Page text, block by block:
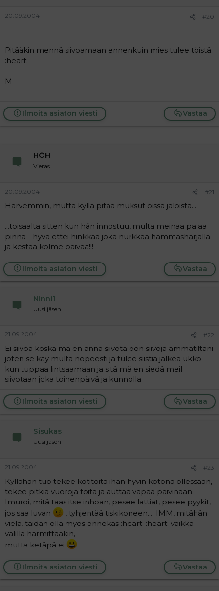
20.09.2004 #20
Pitääkin mennä siivoamaan ennenkuin mies tulee töistä.
:heart:
M
Vastaa
Ilmoita asiaton viesti
HÖH
Vieras
20.09.2004 #21
Harvemmin, mutta kyllä pitää muksut oissa jaloista...
...toisaalta sitten kun hän innostuu, multa meinaa palaa
pinna - hyvä ettei hinkkaa joka nurkkaa hammasharjalla
ja kestää kolme päivää!!!
Vastaa
Ilmoita asiaton viesti
Ninni1
Uusi jäsen
21.09.2004 #22
Ei siivoa koska mä en anna siivota oon siivoja ammatiltani
joten se käy multa nopeesti ja tulee siistiä jälkeä ukko
kun tuppaa lintsaamaan ja sitä mä en siedä meil
siivotaan joka toinenpäivä ja kunnolla
Vastaa
Ilmoita asiaton viesti
Sisukas
Uusi jäsen
21.09.2004 #23
Kyllähän tuo tekee kotitöitä ihan hyvin kotona ollessaan,
tekee pitkiä vuoroja töitä ja auttaa vapaa päivinään.
Imuroi, mitä taas itse inhoan, pesee lattiat, pesee pyykit,
jos saa luvan
, tyhjentää tiskikoneen...HMM, mitähän
vielä, taidan olla myös onnekas :heart: :heart: vaikka
välillä harmittaakin,
mutta ketäpä ei
Vastaa
Ilmoita asiaton viesti